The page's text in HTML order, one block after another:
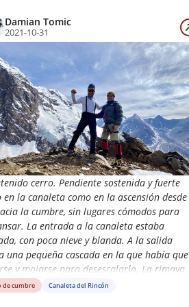
Damian Tomic
2021-10-31
cerro. Pendiente sostenida y fuerte
la canaleta como en la ascensión desde
la cumbre, sin lugares cómodos para
La entrada a la canaleta estaba
con poca nieve y blanda. A la salida
una pequeña cascada en la que había que
y mojarse para desescalarla. La rimaya
totalmente oculta.
de cumbre Canaleta del Rincón